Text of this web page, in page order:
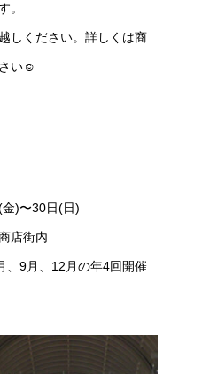
。
しください。詳しくは商
い☺️
)〜30日(日)
店街内
、9月、12月の年4回開催